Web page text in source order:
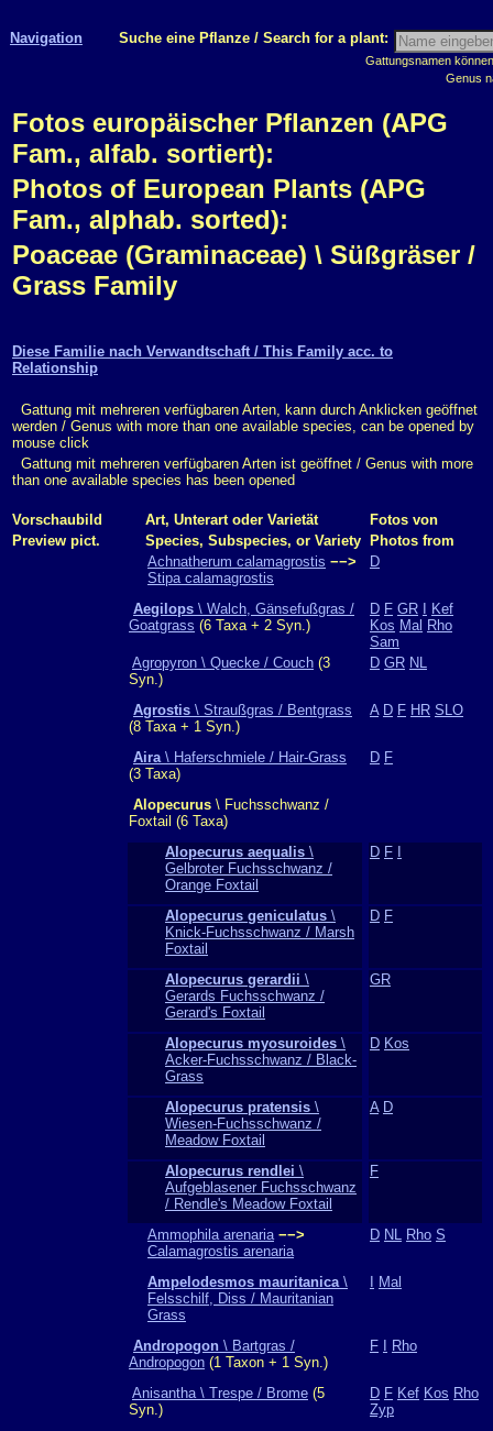
Navigation Suche eine Pflanze / Search for a plant:
Gattungsnamen
Genus
Fotos europäischer Pflanzen (APG
Fam., alfab. sortiert):
Photos of European Plants (APG
Fam., alphab. sorted):
Poaceae (Graminaceae) \ Süßgräser /
Grass Family
Diese Familie nach Verwandtschaft / This Family acc. to
Relationship
Gattung mit mehreren verfügbaren Arten, kann durch Anklicken geöffnet
werden / Genus with more than one available species, can be opened by
mouse click
Gattung mit mehreren verfügbaren Arten ist geöffnet / Genus with more
than one available species has been opened
Vorschaubild Art, Unterart oder Varietät
Fotos von
Preview pict.
Species, Subspecies, or Variety
Photos from
Achnatherum calamagrostis −−>
Stipa calamagrostis
D
Aegilops \ Walch, Gänsefußgras /
Goatgrass (6 Taxa + 2 Syn.)
D F GR
Kef
Kos Mal Rho
Sam
Agropyron \ Quecke / Couch (3
Syn.)
D GR NL
Agrostis \ Straußgras / Bentgrass
(8 Taxa + 1 Syn.)
A D F HR SLO
Aira\ Haferschmiele / Hair-Grass
(3 Taxa)
D F
Alopecurus \ Fuchsschwanz /
Foxtail (6 Taxa)
Alopecurus aequalis \
Gelbroter Fuchsschwanz /
Orange Foxtail
D F
Alopecurus geniculatus \
Knick-Fuchsschwanz / Marsh
Foxtail
D F
Alopecurus gerardii \
Gerards Fuchsschwanz /
Gerard's Foxtail
GR
Alopecurus myosuroides \
Acker-Fuchsschwanz / Black-
Grass
D Kos
Alopecurus pratensis \
Wiesen-Fuchsschwanz /
Meadow Foxtail
A D
Alopecurus rendlei \
Aufgeblasener Fuchsschwanz
/ Rendle's Meadow Foxtail
F
Ammophila arenaria −−>
Calamagrostis arenaria
D NL Rho S
Ampelodesmos mauritanica\
Felsschilf, Diss / Mauritanian
Grass
Mal
Andropogon \ Bartgras /
Andropogon (1 Taxon + 1 Syn.)
F Rho
Anisantha \ Trespe / Brome (5
Syn.)
D F Kef Kos Rho
Zyp